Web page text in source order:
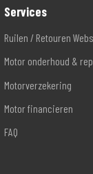
Services
Ruilen / Retouren
Motor onderhoud &
Motorverzekering
Motor financieren
FAQ